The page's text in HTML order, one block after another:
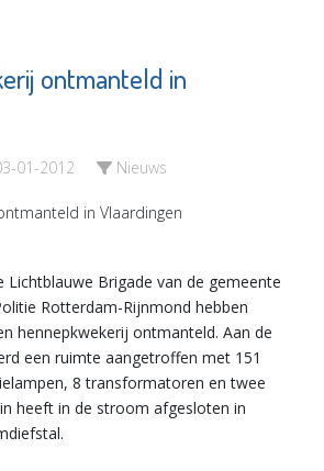
ontmanteld in
01-2012 Nieuws
Lichtblauwe Brigade van de gemeente
Rotterdam-Rijnmond hebben
hennepkwekerij ontmanteld. Aan de
een ruimte aangetroffen met 151
8 transformatoren en twee
heeft in de stroom afgesloten in